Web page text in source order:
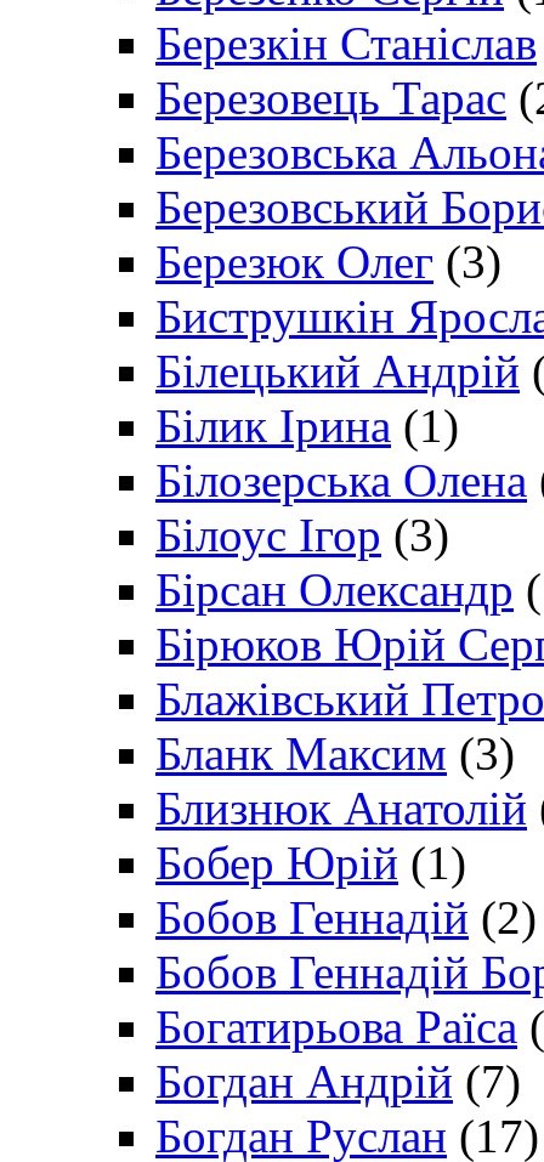
Березкін Станіслав
Березовець Тарас
Березовська
Березовський
Березюк Олег (3)
Биструшкін
Білецький Андрій
Білик Ірина (1)
Білозерська Олена
Білоус Ігор (3)
Бірсан Олександр
Бірюков Юрій
Блажівський Петро
Бланк Максим (3)
Близнюк Анатолій
Бобер Юрій (1)
Бобов Геннадій (2)
Бобов Геннадій
Богатирьова Раїса
Богдан Андрій (7)
Богдан Руслан (17)